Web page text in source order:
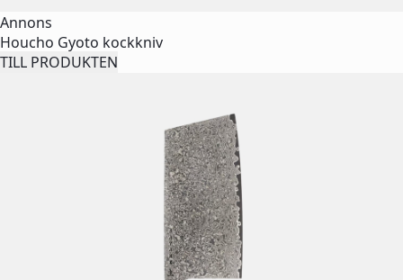
Annons
Houcho Gyoto kockkniv
TILL PRODUKTEN